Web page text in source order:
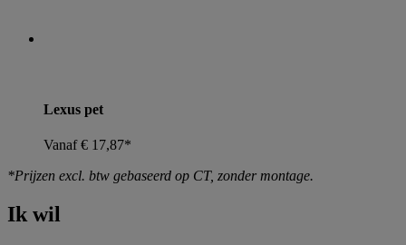
Lexus pet
Vanaf € 17,87*
*Prijzen excl. btw gebaseerd op CT, zonder montage.
Ik wil